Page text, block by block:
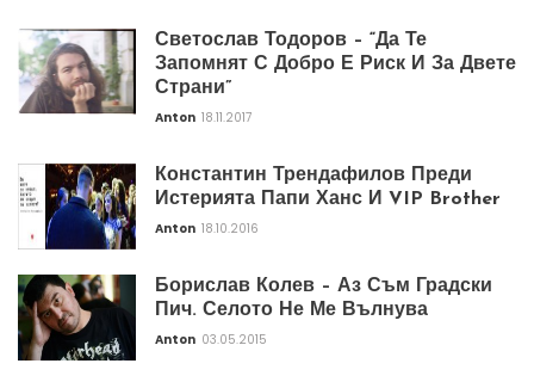
Светослав Тодоров – “Да Те
Запомнят С Добро Е Риск И За Двете
Страни”
Anton 18.11.2017
Константин Трендафилов Преди
Истерията Папи Ханс И VIP Brother
Anton 18.10.2016
Борислав Колев – Аз Съм Градски
Пич. Селото Не Ме Вълнува
Anton 03.05.2015